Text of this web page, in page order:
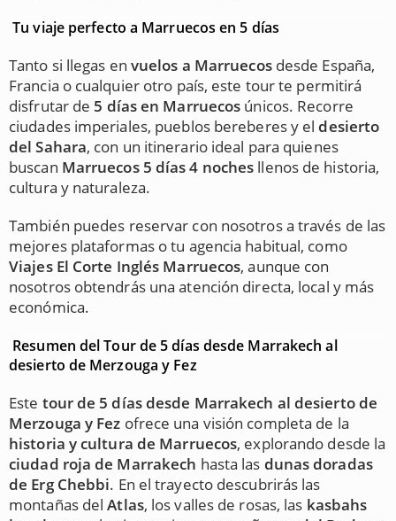
Tu viaje perfecto a Marruecos en 5 días
Tanto si llegas en vuelos a Marruecosdesde España,
Francia o cualquier otro país, este tour te permitirá
disfrutar de 5 días en Marruecos únicos. Recorre
ciudades imperiales, pueblos bereberes y eldesierto
del Sahara, con un itinerario ideal para quienes
buscan Marruecos 5 días 4 noches llenos de historia,
cultura y naturaleza.
También puedes reservar con nosotros a través de las
mejores plataformas o tu agencia habitual, como
Viajes El Corte Inglés Marruecos, aunque con
nosotros obtendrás una atención directa, local y más
económica.
Resumen del Tour de 5 días desde Marrakech al
desierto de Merzouga y Fez
Este tour de 5 días desde Marrakech al desierto de
Merzouga y Fez ofrece una visión completa de la
historia y cultura de Marruecos, explorando desde la
ciudad roja de Marrakech hasta las dunas doradas
de Erg Chebbi. En el trayecto descubrirás las
montañas delAtlas, los valles de rosas, las kasbahs